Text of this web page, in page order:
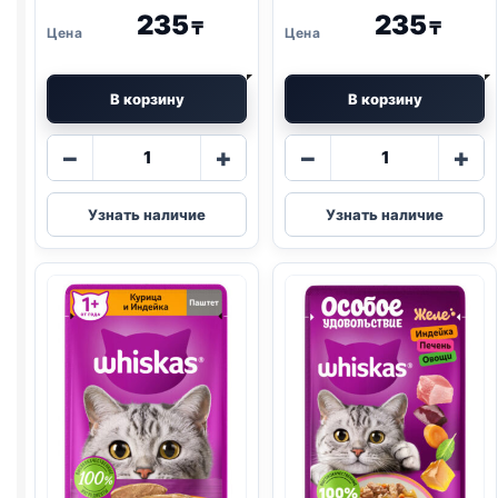
235₸
В корзину
−
Количество
Whiskas
(ГОВЯДИНА,
ПЕЧЕНЬ)
75г
+
Узнать наличие
235₸
В корзину
−
Количество
Whiskas
(ТЕЛЯТИНА,
ЯГНЕНОК,
75г
+
Узнать наличие